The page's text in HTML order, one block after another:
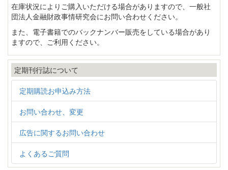
在庫状況によりご購入いただける場合がありますので、一般社
団法人金融財政事情研究会にお問い合わせください。
また、電子書籍でのバックナンバー販売をしている場合があり
ますので、ご利用ください。
定期刊行誌について
定期購読お申込み方法
お問い合わせ、変更
広告に関するお問い合わせ
よくあるご質問